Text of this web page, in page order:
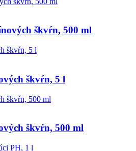
škvŕn, 500 ml
škvŕn, 5 l
škvŕn, 500 ml